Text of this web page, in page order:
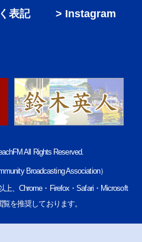
表記
Instagram
All Rights Reserved.
Broadcasting Association）
上、Chrome・Firefox・Safari・Microsoft
を推奨しております。